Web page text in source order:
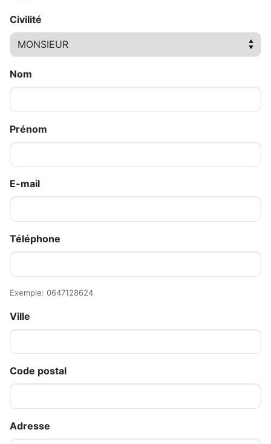
Civilité
Nom
Prénom
E-mail
Téléphone
Exemple: 0647128624
Ville
Code postal
Adresse